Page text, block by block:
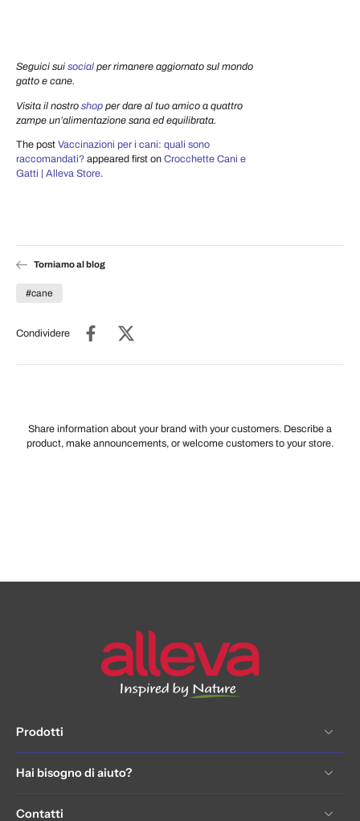
Seguici sui social per rimanere aggiornato sul mondo
gatto e cane.
Visita il nostro shop per dare al tuo amico a quattro
zampe un’alimentazione sana ed equilibrata.
The post Vaccinazioni per i cani: quali sono
raccomandati? appeared first on Crocchette Cani e
Gatti | Alleva Store.
Torniamo al blog
#cane
Condividere
Share information about your brand with your customers. Describe a
product, make announcements, or welcome customers to your store.
Prodotti
Hai bisogno di aiuto?
Contatti